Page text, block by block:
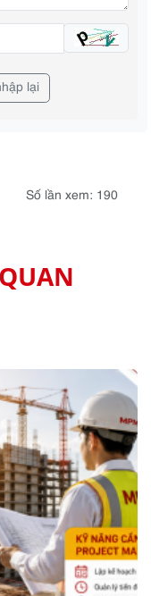
lại
Số lần xem: 190